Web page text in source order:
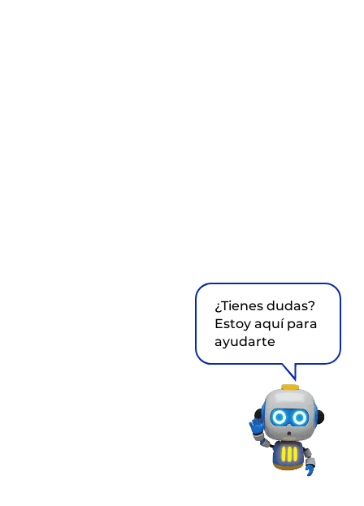
¿Tienes dudas?
Estoy aquí para
ayudarte